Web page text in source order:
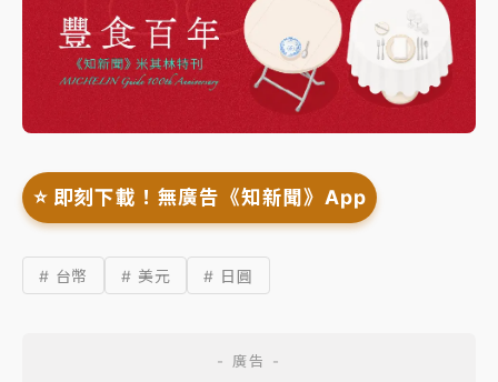
⭐️ 即刻下載！無廣告《知新聞》App
# 台幣 # 美元 # 日圓